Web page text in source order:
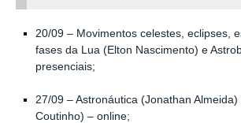
20/09 – Movimentos celestes, eclipses,
fases da Lua (Elton Nascimento) e
presenciais;
27/09 – Astronáutica (Jonathan
Coutinho) – online;